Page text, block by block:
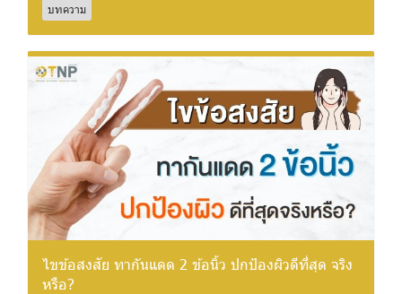
บทความ
ไขข้อสงสัย ทากันแดด 2 ข้อนิ้ว ปกป้องผิวดีที่สุด จริง
หรือ?